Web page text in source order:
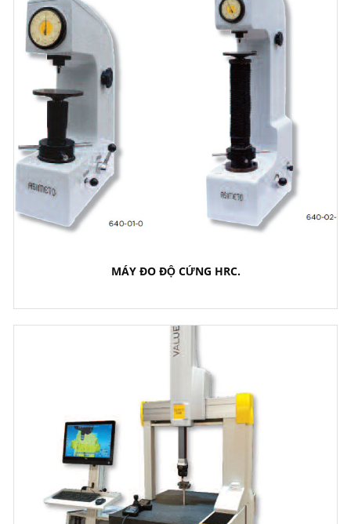
MÁY ĐO ĐỘ CỨNG HRC.